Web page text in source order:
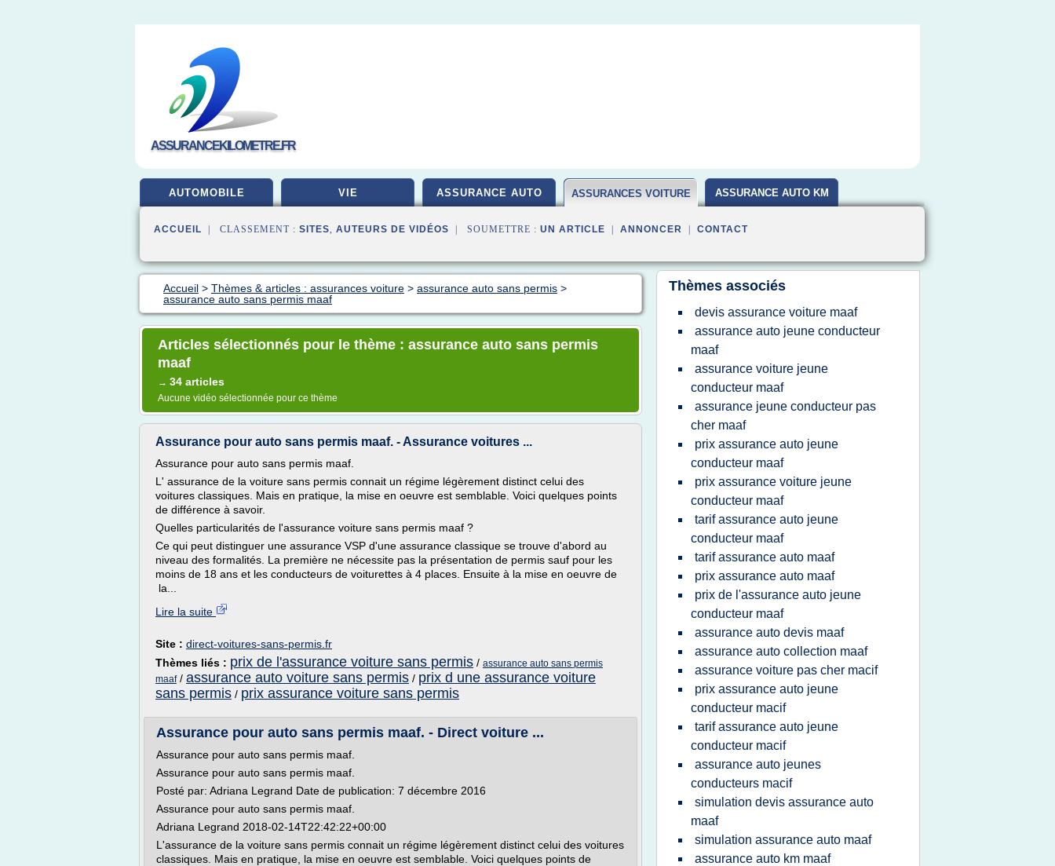
ASSURANCEKILOMETRE.FR
AUTOMOBILE VIE ASSURANCE AUTO ASSURANCES VOITURE ASSURANCE AUTO KM
ACCUEIL | CLASSEMENT : SITES, AUTEURS DE VIDÉOS | SOUMETTRE : UN ARTICLE ANNONCER CONTACT
Accueil > Thèmes & articles : assurances voiture > assurance auto sans permis >
assurance auto sans permis maaf
Articles sélectionnés pour le thème : assurance auto sans permis
maaf
→ 34 articles
Aucune vidéo sélectionnée pour ce thème
Assurance pour auto sans permis maaf. - Assurance voitures ...
Assurance pour auto sans permis maaf.
L' assurance de la voiture sans permis connait un régime légèrement distinct celui des
voitures classiques. Mais en pratique, la mise en oeuvre est semblable. Voici quelques points
de différence à savoir.
Quelles particularités de l'assurance voiture sans permis maaf ?
Ce qui peut distinguer une assurance VSP d'une assurance classique se trouve d'abord au
niveau des formalités. La première ne nécessite pas la présentation de permis sauf pour les
moins de 18 ans et les conducteurs de voiturettes à 4 places. Ensuite à la mise en oeuvre de
la...
Lire la suite
Site : direct-voitures-sans-permis.fr
Thèmes liés : prix de l'assurance voiture sans permis / assurance auto sans permis
maaf/ assurance auto voiture sans permis / prix d une assurance voiture
sans permis / prix assurance voiture sans permis
Assurance pour auto sans permis maaf. - Direct voiture ...
Assurance pour auto sans permis maaf.
Assurance pour auto sans permis maaf.
Posté par: Adriana Legrand Date de publication: 7 décembre 2016
Assurance pour auto sans permis maaf.
Adriana Legrand 2018-02-14T22:42:22+00:00
L'assurance de la voiture sans permis connait un régime légèrement distinct celui des voitures
classiques. Mais en pratique, la mise en oeuvre est semblable. Voici quelques points de
Thèmes associés
devis assurance voiture maaf
assurance auto jeune conducteur
maaf
assurance voiture jeune
conducteur maaf
assurance jeune conducteur pas
cher maaf
prix assurance auto jeune
conducteur maaf
prix assurance voiture jeune
conducteur maaf
tarif assurance auto jeune
conducteur maaf
tarif assurance auto maaf
prix assurance auto maaf
prix de l'assurance auto jeune
conducteur maaf
assurance auto devis maaf
assurance auto collection maaf
assurance voiture pas cher macif
prix assurance auto jeune
conducteur macif
tarif assurance auto jeune
conducteur macif
assurance auto jeunes
conducteurs macif
simulation devis assurance auto
maaf
simulation assurance auto maaf
assurance auto km maaf